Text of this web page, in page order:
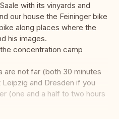
with its vinyards and
our house the Feininger bike
along places where the
his images.
concentration camp
are not far (both 30 minutes
and Dresden if you
(one and a half to two hours